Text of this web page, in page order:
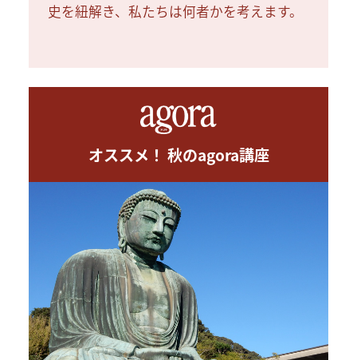
史を紐解き、私たちは何者かを考えます。
オススメ！ 秋のagora講座